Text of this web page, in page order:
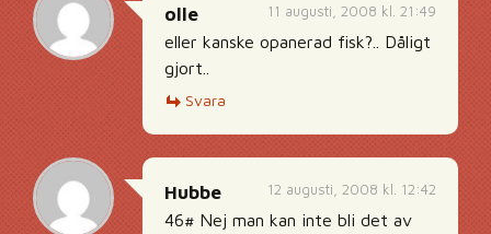
11 augusti, 2008 kl. 21:49
olle
eller kanske opanerad fisk?.. Dåligt
gjort..
Svara
12 augusti, 2008 kl. 12:42
Hubbe
46# Nej man kan inte bli det av